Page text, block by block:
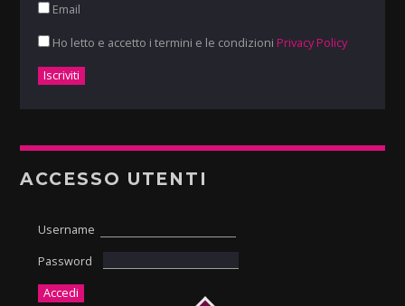
Email
Ho letto e accetto i termini e le condizioni Privacy Policy
ACCESSO UTENTI
Username
Password